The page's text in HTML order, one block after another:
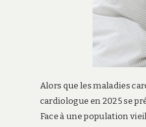
Alors que les maladies
cardiologue en 2025 se
Face à une population